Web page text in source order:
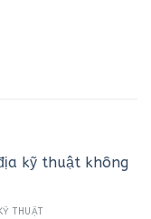
THUẬT